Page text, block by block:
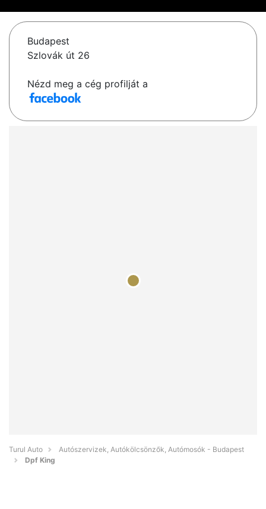
Budapest
Szlovák út 26
Nézd meg a cég profilját a
Turul Auto
Autószervizek, Autókölcsönzők, Autómosók - Budapest
Dpf King